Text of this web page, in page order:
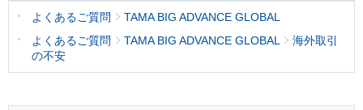
よくあるご質問
TAMA BIG ADVANCE GLOBAL
よくあるご質問
TAMA BIG ADVANCE GLOBAL
海外取引
の不安